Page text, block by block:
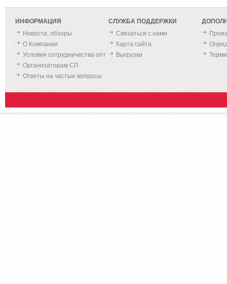
ИНФОРМАЦИЯ
Новости, обзоры
О Компании
Условия сотрудничества опт
Организаторам СП
Ответы на частые вопросы
СЛУЖБА ПОДДЕРЖКИ
Связаться с нами
Карта сайта
Выгрузки